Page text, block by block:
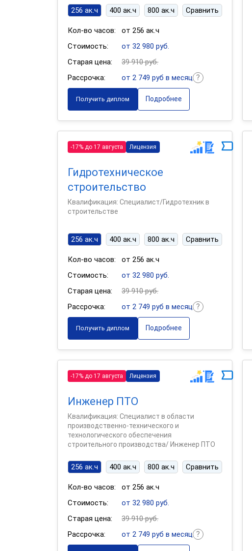
256 ак.ч 400 ак.ч 800 ак.ч Сравнить
Кол-во часов:
от 256 ак.ч
Стоимость:
от 32 980 руб.
Старая цена:
39 910 руб.
Рассрочка:
от 2 749 руб в месяц
Получить диплом Подробнее
-17% до 17 августа Лицензия
Гидротехническое
строительство
Квалификация: Специалист/Гидротехник в
строительстве
256 ак.ч 400 ак.ч 800 ак.ч Сравнить
Кол-во часов:
от 256 ак.ч
Стоимость:
от 32 980 руб.
Старая цена:
39 910 руб.
Рассрочка:
от 2 749 руб в месяц
Получить диплом Подробнее
-17% до 17 августа Лицензия
Инженер ПТО
Квалификация: Специалист в области
производственно-технического и
технологического обеспечения
строительного производства/ Инженер ПТО
256 ак.ч 400 ак.ч 800 ак.ч Сравнить
Кол-во часов:
от 256 ак.ч
Стоимость:
от 32 980 руб.
Старая цена:
39 910 руб.
Рассрочка:
от 2 749 руб в месяц